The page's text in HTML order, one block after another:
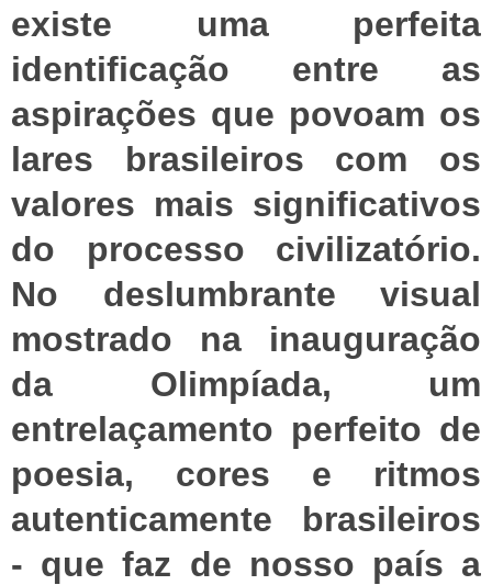
existe uma perfeita
identificação entre as
aspirações que povoam os
lares brasileiros com os
valores mais significativos
do processo civilizatório.
No deslumbrante visual
mostrado na inauguração
da Olimpíada, um
entrelaçamento perfeito de
poesia, cores e ritmos
autenticamente brasileiros
- que faz de nosso país a